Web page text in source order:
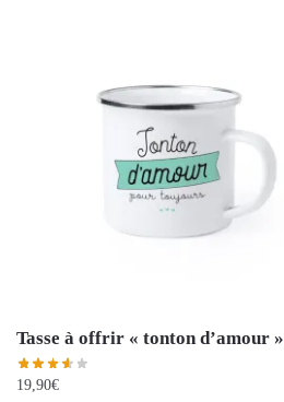
Tasse à offrir « tonton d’amour »
19,90€